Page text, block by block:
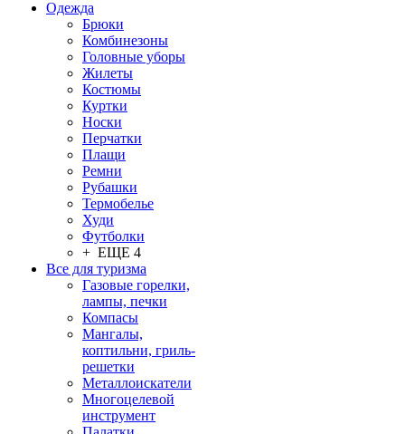
Одежда
Брюки
Комбинезоны
Головные уборы
Жилеты
Костюмы
Куртки
Носки
Перчатки
Плащи
Ремни
Рубашки
Термобелье
Худи
Футболки
+ ЕЩЕ 4
Все для туризма
Газовые горелки,
лампы, печки
Компасы
Мангалы,
коптильни, гриль-
решетки
Металлоискатели
Многоцелевой
инструмент